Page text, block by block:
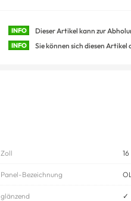
INFO Dieser Artikel kann zur
INFO Sie können sich diesen
Zoll 16
Panel-Bezeichnung
glänzend ✓